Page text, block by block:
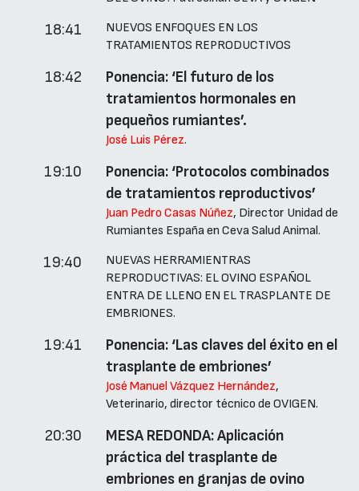
18:41
NUEVOS ENFOQUES EN LOS
TRATAMIENTOS REPRODUCTIVOS
18:42
Ponencia: ‘El futuro de los
tratamientos hormonales en
pequeños rumiantes’.
José Luis Pérez.
19:10
Ponencia: ‘Protocolos combinados
de tratamientos reproductivos’
Juan Pedro Casas Núñez, Director Unidad de
Rumiantes España en Ceva Salud Animal.
19:40
NUEVAS HERRAMIENTRAS
REPRODUCTIVAS: EL OVINO ESPAÑOL
ENTRA DE LLENO EN EL TRASPLANTE DE
EMBRIONES.
19:41
Ponencia: ‘Las claves del éxito en el
trasplante de embriones’
José Manuel Vázquez Hernández,
Veterinario, director técnico de OVIGEN.
20:30
MESA REDONDA: Aplicación
práctica del trasplante de
embriones en granjas de ovino